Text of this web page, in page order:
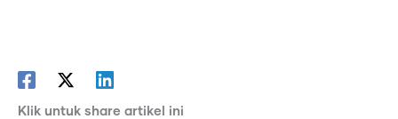
Klik untuk share artikel ini